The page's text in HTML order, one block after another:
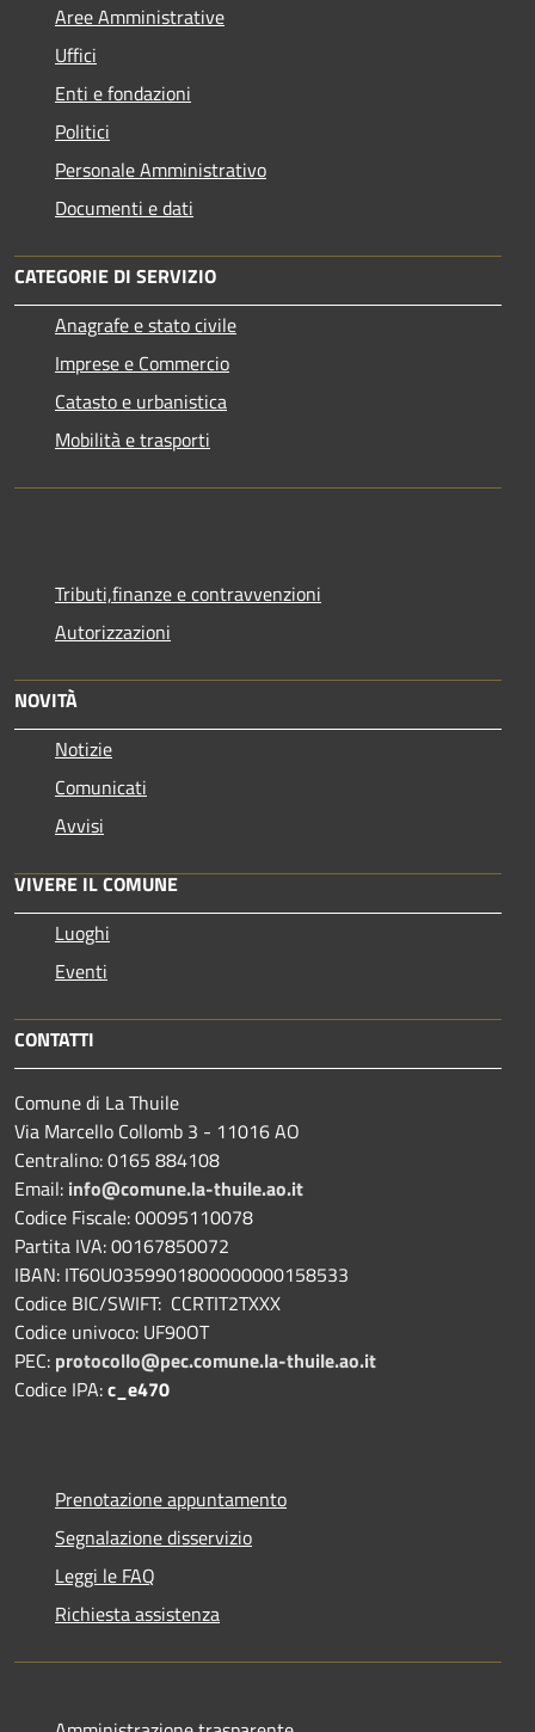
Aree Amministrative
Uffici
Enti e fondazioni
Politici
Personale Amministrativo
Documenti e dati
CATEGORIE DI SERVIZIO
Anagrafe e stato civile
Imprese e Commercio
Catasto e urbanistica
Mobilità e trasporti
Tributi,finanze e contravvenzioni
Autorizzazioni
NOVITÀ
Notizie
Comunicati
Avvisi
VIVERE IL COMUNE
Luoghi
Eventi
CONTATTI
Comune di La Thuile
Via Marcello Collomb 3 - 11016 AO
Centralino: 0165 884108
Email: info@comune.la-thuile.ao.it
Codice Fiscale: 00095110078
Partita IVA: 00167850072
IBAN: IT60U0359901800000000158533
Codice BIC/SWIFT: CCRTIT2TXXX
Codice univoco: UF90OT
PEC: protocollo@pec.comune.la-thuile.ao.it
Codice IPA:c_e470
Prenotazione appuntamento
Segnalazione disservizio
Leggi le FAQ
Richiesta assistenza